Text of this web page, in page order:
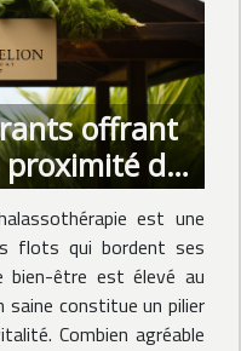
offrant
proximité des
est une
flots qui bordent ses
être est élevé au
constitue un pilier
Combien agréable